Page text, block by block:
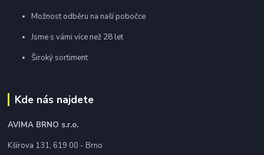
Možnost odběru na naší pobočce
Jsme s vámi více než 28 let
Široký sortiment
Kde nás najdete
AVIMA BRNO s.r.o.
Kšírova 131, 619 00 - Brno